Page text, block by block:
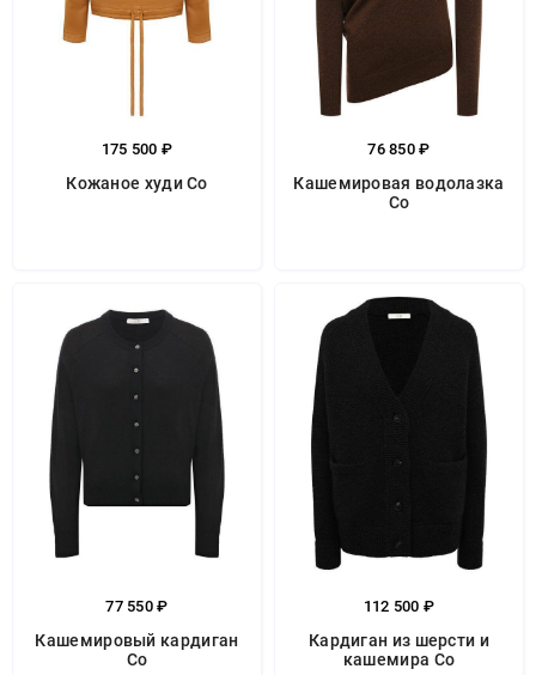
175 500 ₽
Кожаное худи Co
76 850 ₽
Кашемировая водолазка
Co
77 550 ₽
Кашемировый кардиган
Co
112 500 ₽
Кардиган из шерсти и
кашемира Co